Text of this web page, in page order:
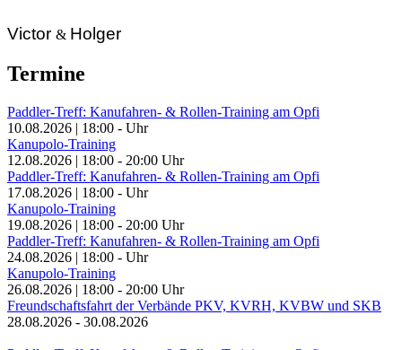
Victor & Holger
Termine
Paddler-Treff: Kanufahren- & Rollen-Training am Opfi
10.08.2026 | 18:00 - Uhr
Kanupolo-Training
12.08.2026 | 18:00 - 20:00 Uhr
Paddler-Treff: Kanufahren- & Rollen-Training am Opfi
17.08.2026 | 18:00 - Uhr
Kanupolo-Training
19.08.2026 | 18:00 - 20:00 Uhr
Paddler-Treff: Kanufahren- & Rollen-Training am Opfi
24.08.2026 | 18:00 - Uhr
Kanupolo-Training
26.08.2026 | 18:00 - 20:00 Uhr
Freundschaftsfahrt der Verbände PKV, KVRH, KVBW und SKB
28.08.2026 - 30.08.2026